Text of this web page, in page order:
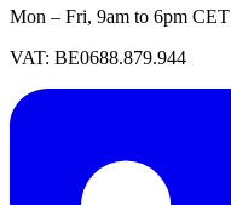
Mon – Fri, 9am to 6pm CET
VAT: BE0688.879.944